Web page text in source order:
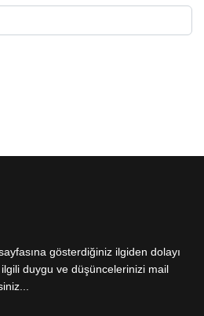
gösterdiğiniz ilgiden dolayı
duygu ve düşüncelerinizi mail